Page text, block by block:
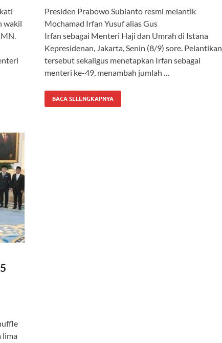
wakil
Presiden Prabowo Subianto resmi melantik
Mochamad Irfan Yusuf alias Gus
Irfan sebagai Menteri Haji dan Umrah di Istana
Kepresidenan, Jakarta, Senin (8/9) sore. Pelantikan
tersebut sekaligus menetapkan Irfan sebagai
menteri ke-49, menambah jumlah …
BACA SELENGKAPNYA
lima